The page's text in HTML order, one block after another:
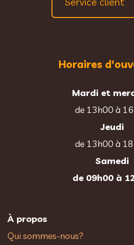
Horaires
Mardi et
de 13h00 à
Jeudi
de 13h00 à
Samedi
de 09h00 à
À propos
Qui sommes-nous?